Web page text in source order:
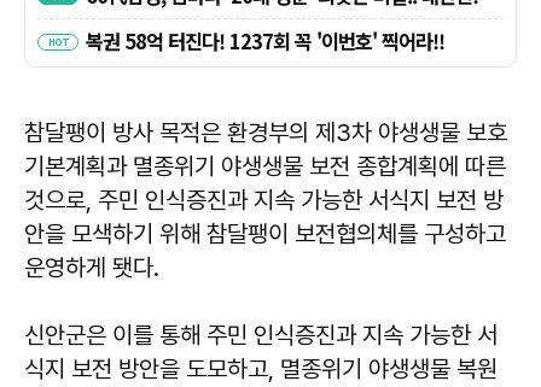
참달팽이 방사 목적은 환경부의 제3차 야생생물 보호
기본계획과 멸종위기 야생생물 보전 종합계획에 따른
것으로, 주민 인식증진과 지속 가능한 서식지 보전 방
안을 모색하기 위해 참달팽이 보전협의체를 구성하고
운영하게 됏다.
신안군은 이를 통해 주민 인식증진과 지속 가능한 서
식지 보전 방안을 도모하고, 멸종위기 야생생물 복원